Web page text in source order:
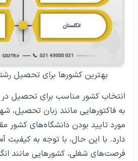
بهترین کشورها برای تحصیل
انتخاب کشور مناسب برای تحصیل
به فاکتورهایی مانند زبان تحصیل،
مورد تایید بودن دانشگاه‌های کشور
دارد. با این حال، با توجه به کیفیت
فرصت‌های شغلی، کشورهایی مانند